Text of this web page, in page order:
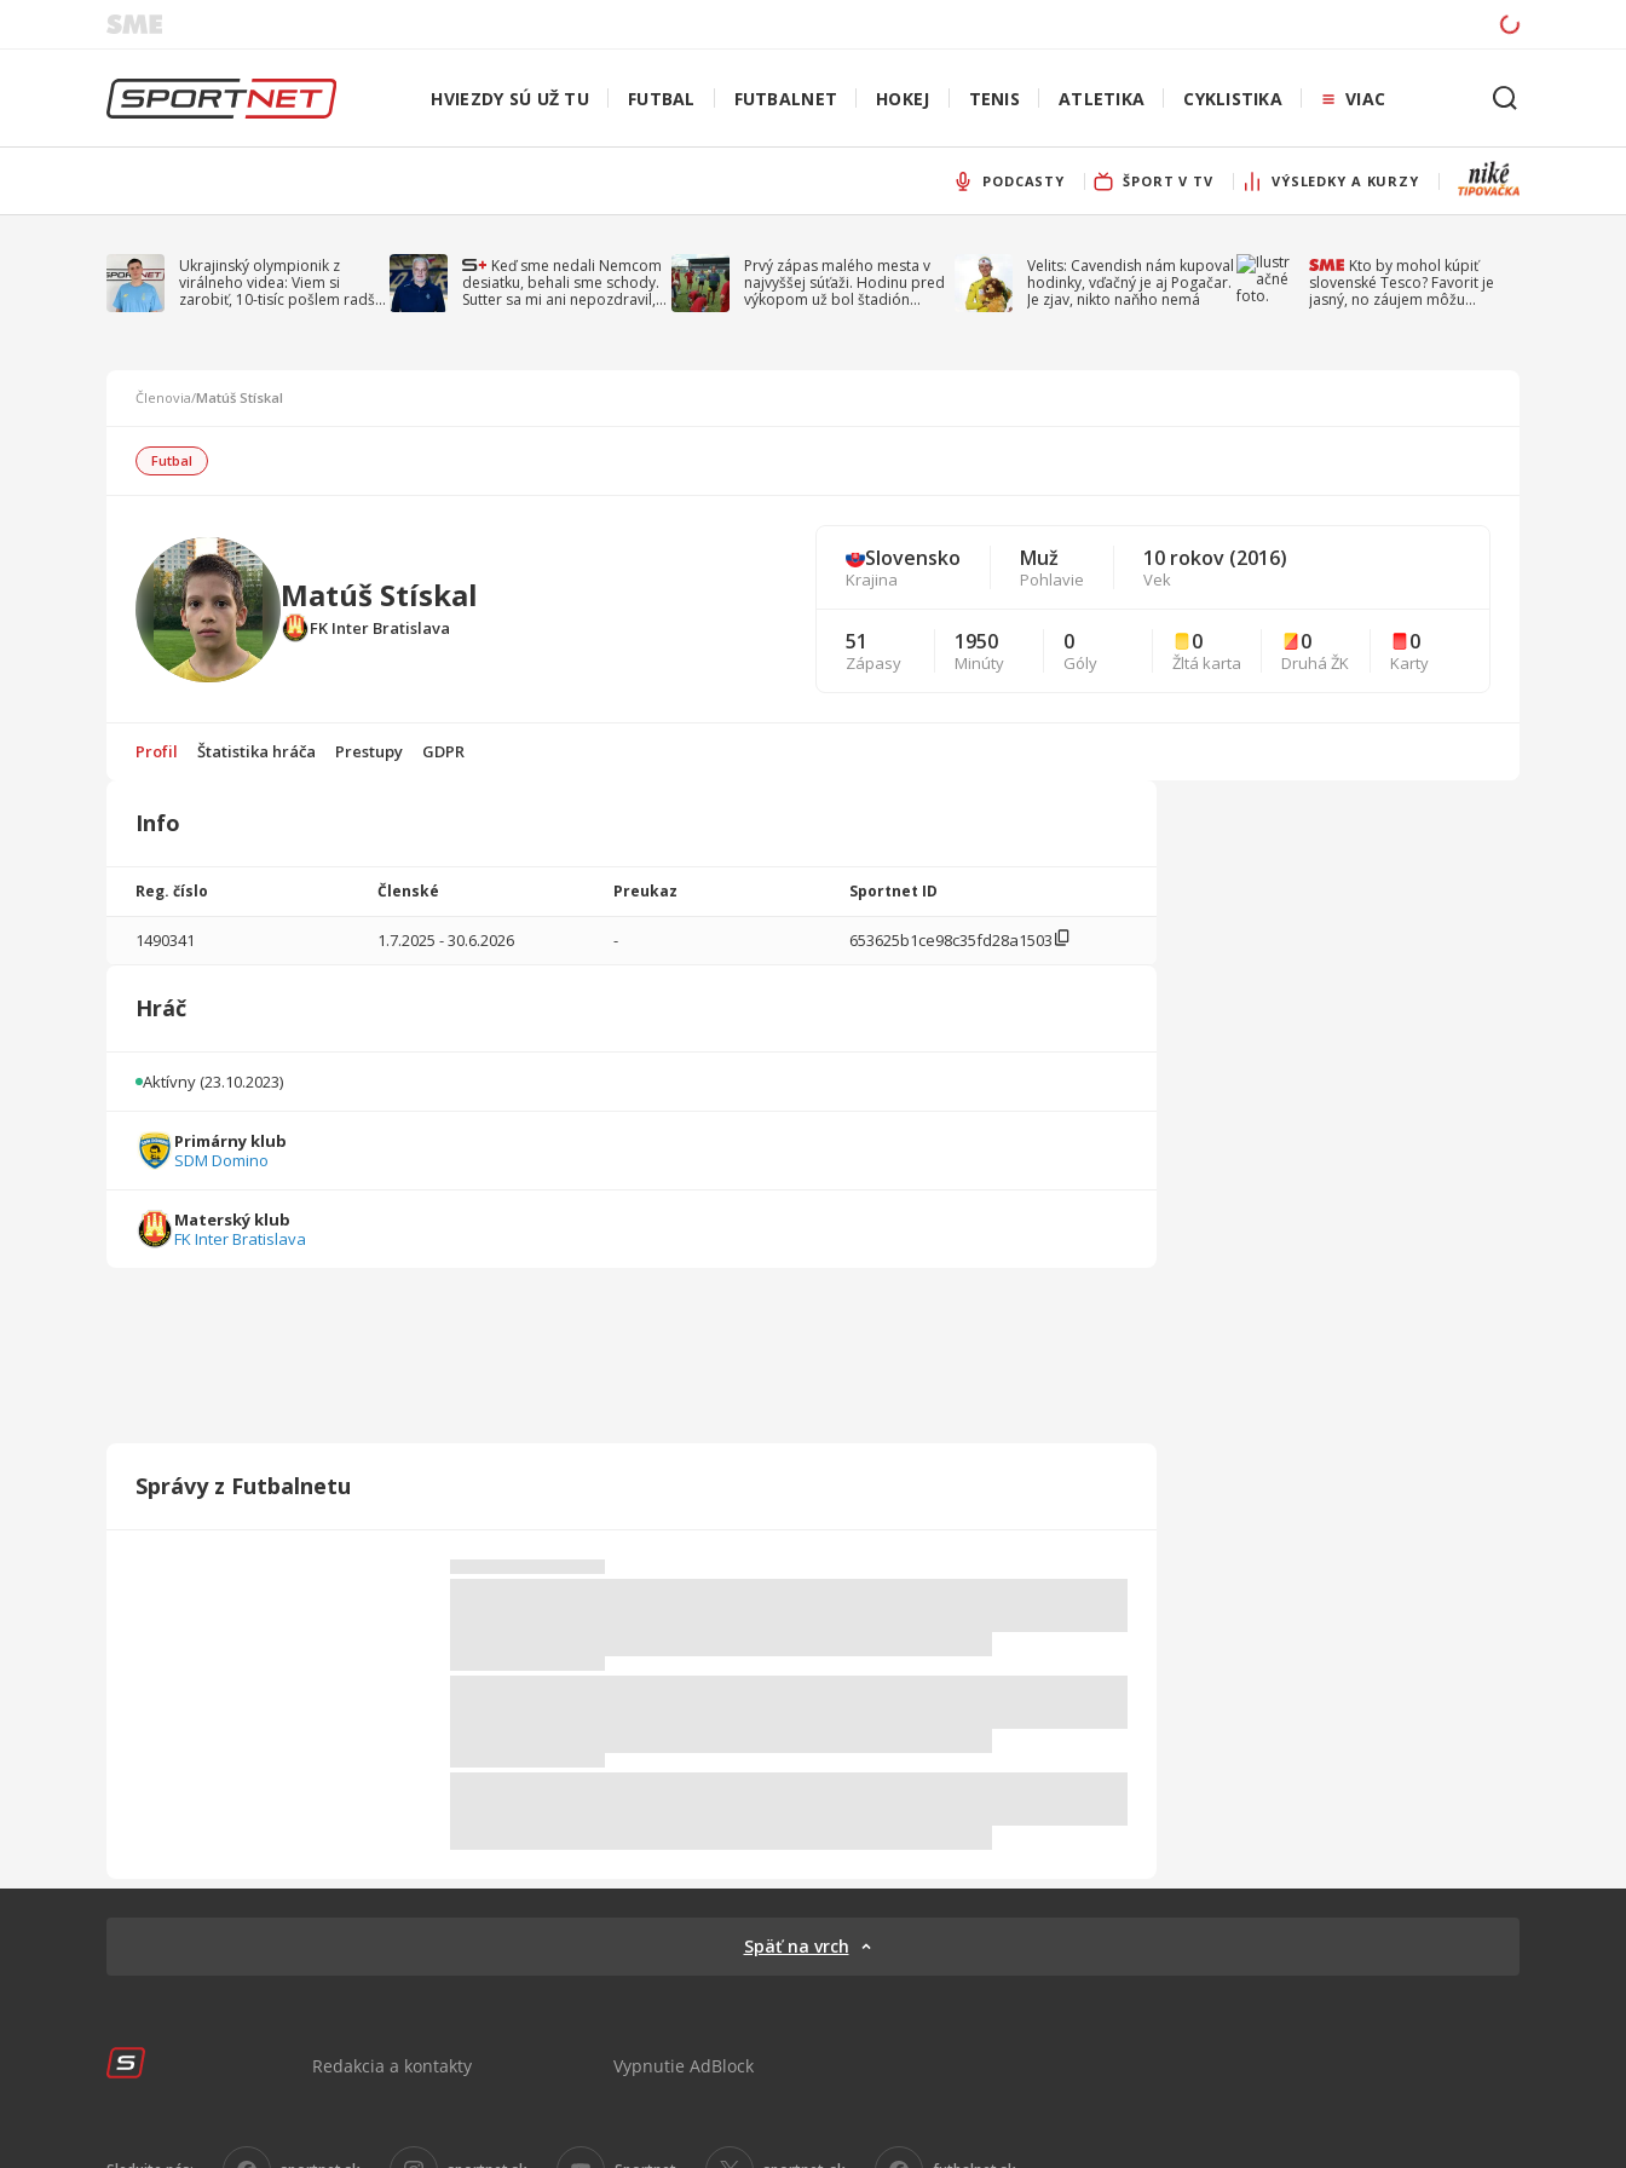
HVIEZDY SÚ UŽ TU FUTBAL FUTBALNET HOKEJ TENIS ATLETIKA CYKLISTIKA VIAC
PODCASTY ŠPORT V TV VÝSLEDKY A KURZY
Ukrajinský olympionik z
virálneho videa: Viem si
zarobiť, 10-tisíc pošlem radšej
Keď sme nedali Nemcom
desiatku, behali sme schody.
Sutter sa mi ani nepozdravil,
Prvý zápas malého mesta v
najvyššej súťaži. Hodinu pred
výkopom už bol štadión
Velits: Cavendish nám kupoval
hodinky, vďačný je aj Pogačar.
Je zjav, nikto naňho nemá
Kto by mohol kúpiť
slovenské Tesco? Favorit je
jasný, no záujem môžu
Členovia/Matúš Stískal
Futbal
Matúš Stískal
FK Inter Bratislava
Slovensko
Krajina
Muž
Pohlavie
10 rokov (2016)
Vek
51
Zápasy
1950
Minúty
0
Góly
0
Žltá karta
0
Druhá ŽK
0
Karty
Profil Štatistika hráča Prestupy GDPR
Info
Reg. číslo Členské Preukaz Sportnet ID
1490341 1.7.2025 -30.6.2026 - 653625b1ce98c35fd28a1503
Hráč
Aktívny(23.10.2023)
Primárny klub
SDM Domino
Materský klub
FK Inter Bratislava
Štatistika
2024/2025
Správy z Futbalnetu
Späť na vrch
Redakcia a kontakty Vypnutie AdBlock